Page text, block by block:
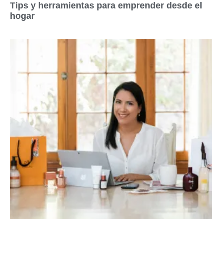
Tips y herramientas para emprender desde el
hogar